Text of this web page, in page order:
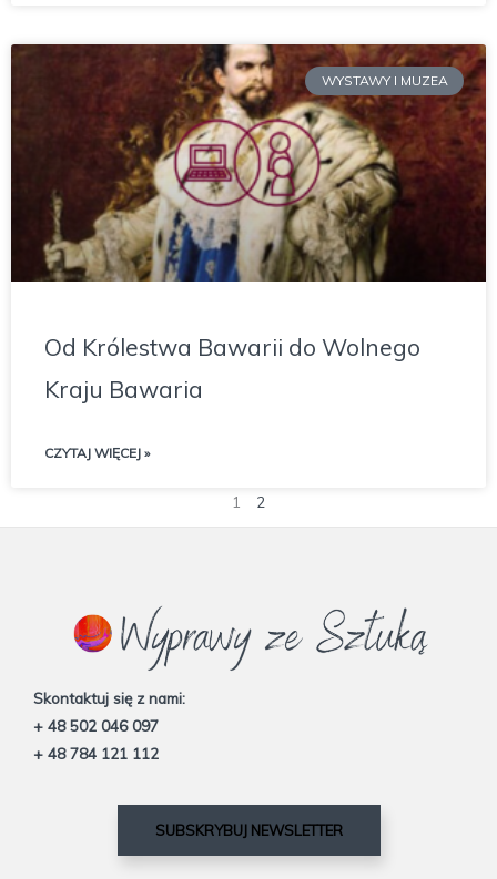
WYSTAWY I MUZEA
Od Królestwa Bawarii do Wolnego
Kraju Bawaria
CZYTAJ WIĘCEJ »
1 2
Skontaktuj się z nami:
+ 48 502 046 097
+ 48 784 121 112
SUBSKRYBUJ NEWSLETTER